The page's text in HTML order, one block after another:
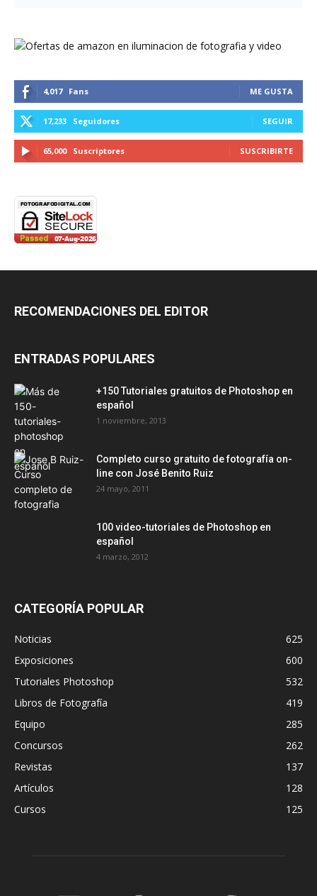
4,017 Fans ME GUSTA
17,233 Seguidores SEGUIR
65,000 Suscriptores SUSCRIBIRTE
RECOMENDACIONES DEL EDITOR
ENTRADAS POPULARES
+150 Tutoriales gratuitos de Photoshop en
español
1 noviembre, 2013
Completo curso gratuito de fotografía on-
line con José Benito Ruiz
24 mayo, 2011
100 video-tutoriales de Photoshop en
español
4 marzo, 2012
CATEGORÍA POPULAR
Noticias
625
Exposiciones
600
Tutoriales Photoshop
532
Libros de Fotografía
419
Equipo
285
Concursos
262
Revistas
137
Artículos
128
Cursos
125